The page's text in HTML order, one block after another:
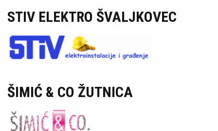
STIV ELEKTRO ŠVALJKOVEC
ŠIMIĆ & CO ŽUTNICA